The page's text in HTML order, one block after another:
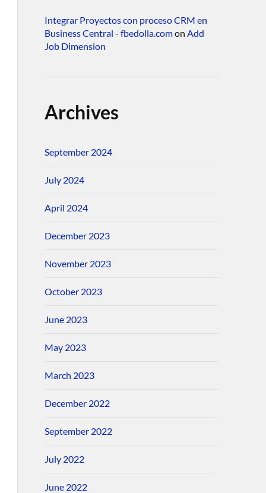
Integrar Proyectos con proceso CRM en
Business Central - fbedolla.comon Add
Job Dimension
Archives
September 2024
July 2024
April 2024
December 2023
November 2023
October 2023
June 2023
May 2023
March 2023
December 2022
September 2022
July 2022
June 2022